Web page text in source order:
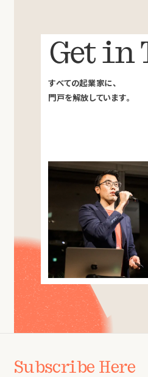
Get in
すべての起業家に、
門戸を解放しています。
Subscribe Here